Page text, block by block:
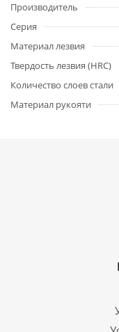
Производитель
Серия
Материал лезвия
Твердость лезвия (HRC)
Количество слоев стали
Материал рукояти